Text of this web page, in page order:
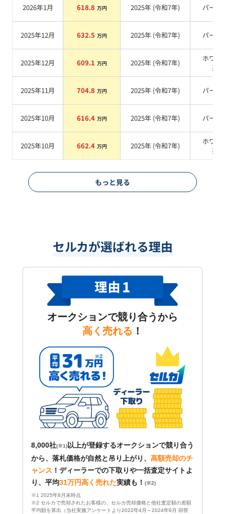
2026年1月 618.8 万円 2025年 (令和7年) パール
2025年12月 632.5 万円 2025年 (令和7年) パール
2025年12月 609.1 万円 2025年 (令和7年)
ホワイ
系
2025年11月 704.8 万円 2025年 (令和7年) パール
2025年10月 616.4 万円 2025年 (令和7年) パール
2025年10月 662.4 万円 2025年 (令和7年)
ホワイ
系
もっと見る
セルカが選ばれる理由
オークションで競り合うから
高く売れる ！
8,000社(※1) 以上が登録するオークションで競り合う
から、落札価格が自然と吊り上がり、 高額売却のチ
ャンス ！ ディーラーでの下取りや一括査定サイトよ
り、平均31万円高く売れた実績も！ (※2)
※1 2025年8月末時点
※2 セルカで売却されたお客様の、セルカ売却価格と他社査定額の差額
平均額を算出（当社実施アンケートより2022年4月～2024年9月 回答